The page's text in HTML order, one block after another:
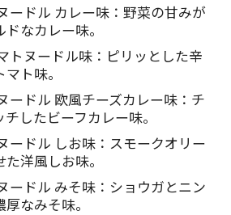
ードル カレー味：野菜の甘みが
なカレー味。
トヌードル味：ピリッとした辛
ト味。
ードル 欧風チーズカレー味：チ
したビーフカレー味。
ードル しお味：スモークオリー
洋風しお味。
ードル みそ味：ショウガとニン
なみそ味。